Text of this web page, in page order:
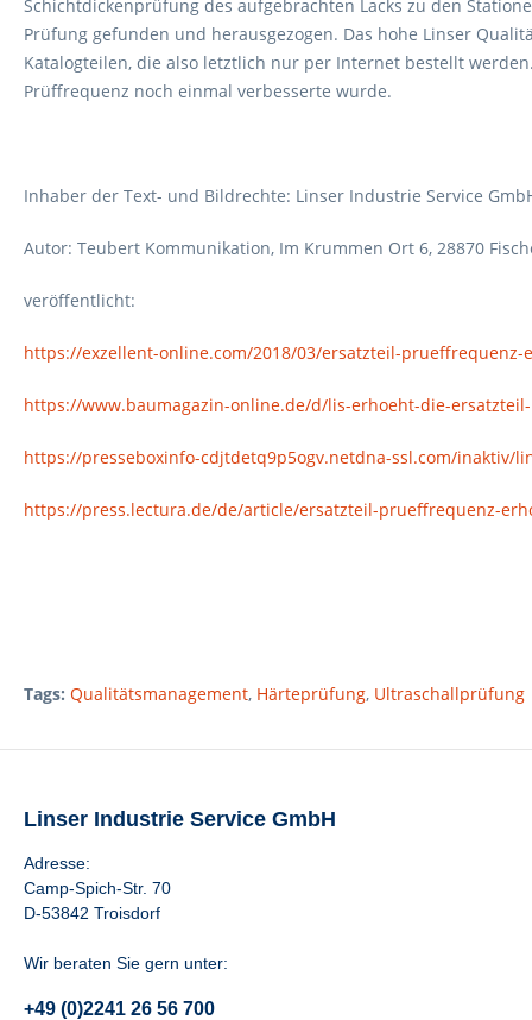
Schichtdickenprüfung des aufgebrachten Lacks zu den
Prüfung gefunden und herausgezogen. Das hohe Linser
Katalogteilen, die also letztlich nur per Internet bestellt
Prüffrequenz noch einmal verbesserte wurde.
Inhaber der Text- und Bildrechte: Linser Industrie Service
Autor: Teubert Kommunikation, Im Krummen Ort 6, 28870
veröffentlicht:
https://exzellent-online.com/2018/03/ersatzteil-prueffrequenz-
https://www.baumagazin-online.de/d/lis-erhoeht-die-
https://presseboxinfo-cdjtdetq9p5ogv.netdna-ssl.com/inaktiv/
https://press.lectura.de/de/article/ersatzteil-prueffrequenz-
Tags: Qualitätsmanagement, Härteprüfung, Ultraschallprüfung
Linser Industrie Service GmbH
Adresse:
Camp-Spich-Str. 70
D-53842 Troisdorf
Wir beraten Sie gern unter:
+49 (0)2241 26 56 700